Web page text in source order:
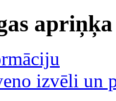
izvēli un